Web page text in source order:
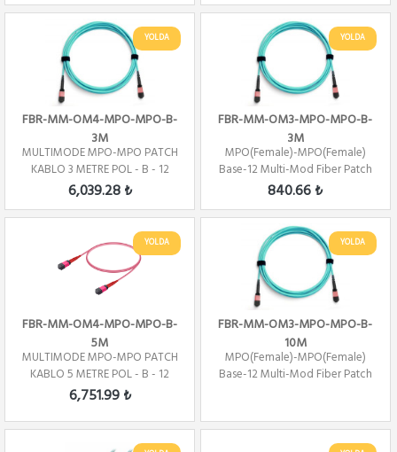
YOLDA
FBR-MM-OM4-MPO-MPO-B-
3M
MULTIMODE MPO-MPO PATCH
KABLO 3 METRE POL - B - 12
CORE
6,039.28 ₺
YOLDA
FBR-MM-OM3-MPO-MPO-B-
3M
MPO(Female)-MPO(Female)
Base-12 Multi-Mod Fiber Patch
Cord OM3 Pol...
840.66 ₺
YOLDA
FBR-MM-OM4-MPO-MPO-B-
5M
MULTIMODE MPO-MPO PATCH
KABLO 5 METRE POL - B - 12
Core
6,751.99 ₺
YOLDA
FBR-MM-OM3-MPO-MPO-B-
10M
MPO(Female)-MPO(Female)
Base-12 Multi-Mod Fiber Patch